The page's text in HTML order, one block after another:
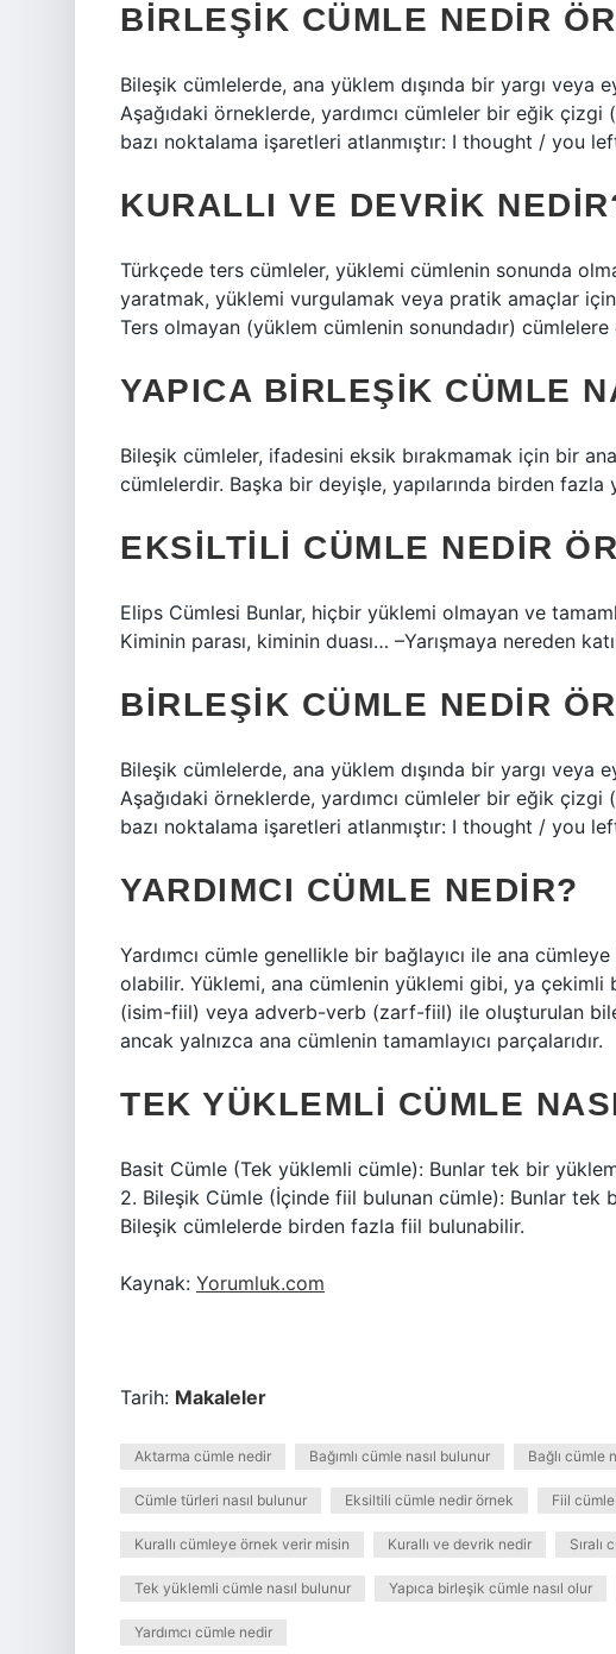
BIRLEŞIK CÜMLE NEDIR
Bileşik cümlelerde, ana yüklem dışında bir yargı veya
Aşağıdaki örneklerde, yardımcı cümleler bir eğik
bazı noktalama işaretleri atlanmıştır: I thought / you
KURALLI VE DEVRIK
Türkçede ters cümleler, yüklemi cümlenin sonunda
yaratmak, yüklemi vurgulamak veya pratik amaçlar
Ters olmayan (yüklem cümlenin sonundadır)
YAPICA BIRLEŞIK CÜMLE
Bileşik cümleler, ifadesini eksik bırakmamak için bir
cümlelerdir. Başka bir deyişle, yapılarında birden fazla
EKSILTILI CÜMLE NEDIR
Elips Cümlesi Bunlar, hiçbir yüklemi olmayan ve
Kiminin parası, kiminin duası… –Yarışmaya nereden
BIRLEŞIK CÜMLE NEDIR
Bileşik cümlelerde, ana yüklem dışında bir yargı veya
Aşağıdaki örneklerde, yardımcı cümleler bir eğik
bazı noktalama işaretleri atlanmıştır: I thought / you
YARDIMCI CÜMLE NEDIR?
Yardımcı cümle genellikle bir bağlayıcı ile ana
olabilir. Yüklemi, ana cümlenin yüklemi gibi, ya
(isim-fiil) veya adverb-verb (zarf-fiil) ile oluşturulan
ancak yalnızca ana cümlenin tamamlayıcı parçalarıdır.
TEK YÜKLEMLI CÜMLE
Basit Cümle (Tek yüklemli cümle): Bunlar tek bir
2. Bileşik Cümle (İçinde fiil bulunan cümle): Bunlar
Bileşik cümlelerde birden fazla fiil bulunabilir.
Kaynak: Yorumluk.com
Tarih: Makaleler
Aktarma cümle nedir Bağımlı cümle nasıl bulunur Bağlı cümle
Cümle türleri nasıl bulunur Eksiltili cümle nedir örnek Fiil
Kurallı cümleye örnek verir misin Kurallı ve devrik nedir Sıralı
Tek yüklemli cümle nasıl bulunur Yapıca birleşik cümle nasıl olur
Yardımcı cümle nedir